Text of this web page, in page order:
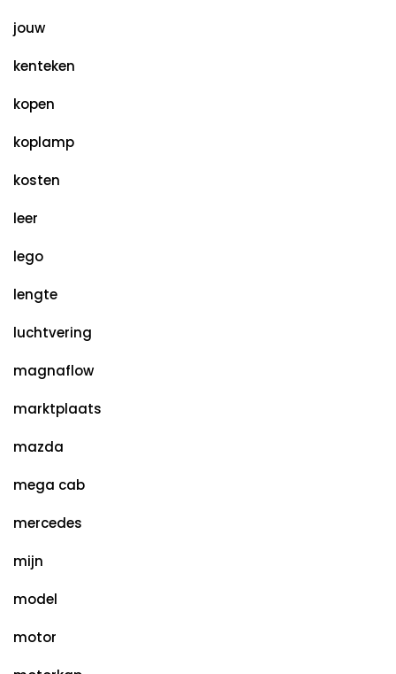
jouw
kenteken
kopen
koplamp
kosten
leer
lego
lengte
luchtvering
magnaflow
marktplaats
mazda
mega cab
mercedes
mijn
model
motor